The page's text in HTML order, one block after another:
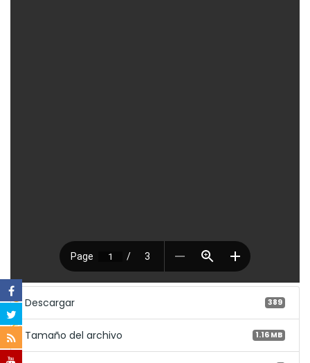
Descargar 389
Tamaño del archivo 1.16 MB